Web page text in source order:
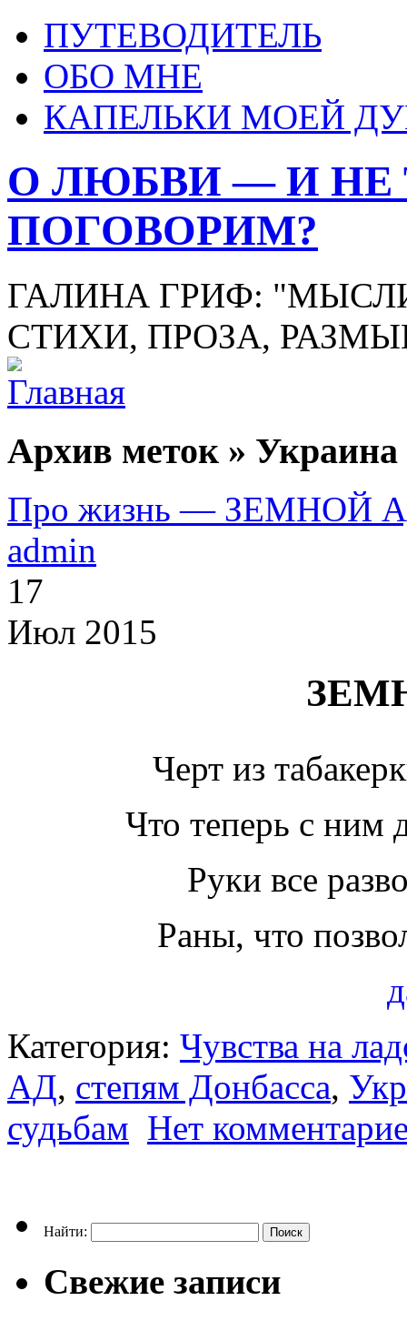
ПУТЕВОДИТЕЛЬ
ОБО МНЕ
КАПЕЛЬКИ МОЕЙ
О ЛЮБВИ — И НЕ
ПОГОВОРИМ?
ГАЛИНА ГРИФ:
СТИХИ, ПРОЗА,
Архив меток » Украина
Про жизнь — ЗЕМНОЙ
admin
17
Июл 2015
Черт из
Что теперь с ним
Руки все
Раны, что
Категория: Чувства на
АД, степям Донбасса,
судьбам Нет
Найти:
Свежие записи